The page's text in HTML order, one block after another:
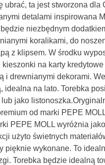
ta jest stworzona dla
detalami inspirowana
niezbędnym
koralikami, do
z klipsem. W środku
na karty kredytowe
i drewnianymi dekorami.
na lato. Torebka
jako
od marki PEPE
PEPE MOLL wyróżnia
użyto świetnych
pięknie wykonane. To
Torebka będzie idealną